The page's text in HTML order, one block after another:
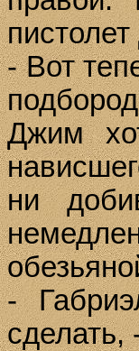
- Вот
Джим
ни
-
сделать,